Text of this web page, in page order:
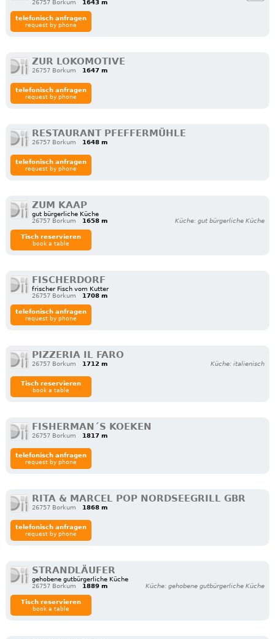
26757 Borkum 1643 m
telefonisch anfragen
request by phone
ZUR LOKOMOTIVE
26757 Borkum 1647 m
telefonisch anfragen
request by phone
RESTAURANT PFEFFERMÜHLE
26757 Borkum 1648 m
telefonisch anfragen
request by phone
ZUM KAAP
gut bürgerliche Küche
26757 Borkum
1658 m Küche: gut bürgerliche Küche
Tisch reservieren
book a table
FISCHERDORF
frischer Fisch vom Kutter
26757 Borkum
1708 m
telefonisch anfragen
request by phone
PIZZERIA IL FARO
26757 Borkum 1712 m Küche: italienisch
Tisch reservieren
book a table
FISHERMAN´S KOEKEN
26757 Borkum 1817 m
telefonisch anfragen
request by phone
RITA & MARCEL POP NORDSEEGRILL GBR
26757 Borkum 1868 m
telefonisch anfragen
request by phone
STRANDLÄUFER
gehobene gutbürgerliche Küche
26757 Borkum
1889 m Küche: gehobene gutbürgerliche Küche
Tisch reservieren
book a table